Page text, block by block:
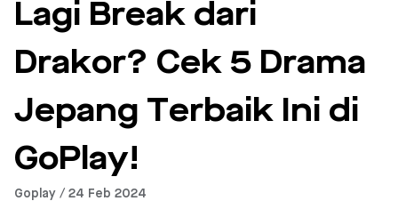
Lagi Break dari
Drakor? Cek 5 Drama
Jepang Terbaik Ini di
GoPlay!
Goplay / 24 Feb 2024